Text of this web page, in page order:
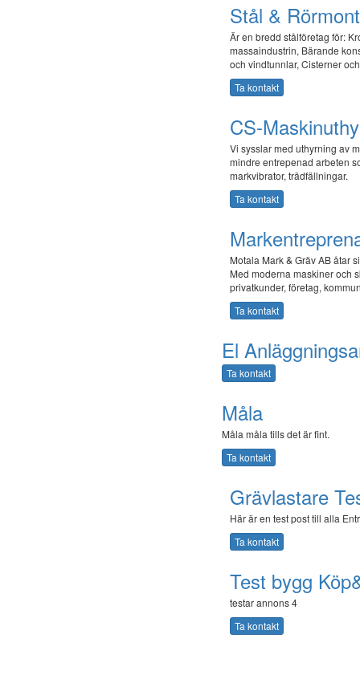
Stål &
Är en bredd stålföretag för:
massaindustrin, Bärande
och vindtunnlar, Cisterner
Ta kontakt
CS-
Vi sysslar med uthyrning av
mindre entrepenad arbeten
markvibrator, trädfällningar.
Ta kontakt
Motala Mark & Gräv AB åtar
Med moderna maskiner och
privatkunder, företag,
Ta kontakt
El
Ta kontakt
Måla
Måla måla tills det är fint.
Ta kontakt
Grävlastare
Här är en test post till alla
Ta kontakt
Test bygg
testar annons 4
Ta kontakt